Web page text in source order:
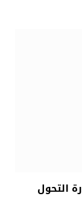
التحول